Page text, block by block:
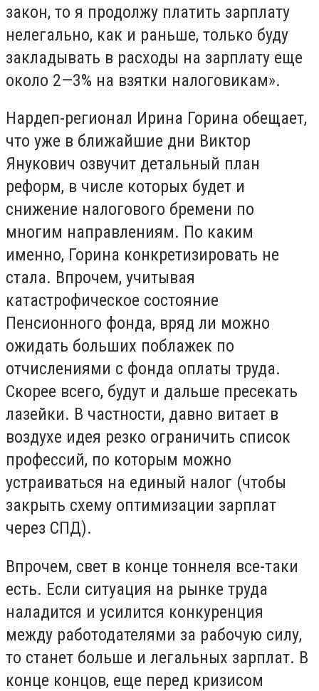
закон, то я продолжу платить зарплату
нелегально, как и раньше, только буду
закладывать в расходы на зарплату еще
около 2—3% на взятки налоговикам».
Нардеп-регионал Ирина Горина обещает,
что уже в ближайшие дни Виктор
Янукович озвучит детальный план
реформ, в числе которых будет и
снижение налогового бремени по
многим направлениям. По каким
именно, Горина конкретизировать не
стала. Впрочем, учитывая
катастрофическое состояние
Пенсионного фонда, вряд ли можно
ожидать больших поблажек по
отчислениями с фонда оплаты труда.
Скорее всего, будут и дальше пресекать
лазейки. В частности, давно витает в
воздухе идея резко ограничить список
профессий, по которым можно
устраиваться на единый налог (чтобы
закрыть схему оптимизации зарплат
через СПД).
Впрочем, свет в конце тоннеля все-таки
есть. Если ситуация на рынке труда
наладится и усилится конкуренция
между работодателями за рабочую силу,
то станет больше и легальных зарплат. В
конце концов, еще перед кризисом